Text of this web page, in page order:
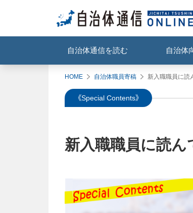
自治体通信を読む 自治体
HOME 自治体職員寄稿 新入職職員に読
《Special Contents》
新入職職員に読